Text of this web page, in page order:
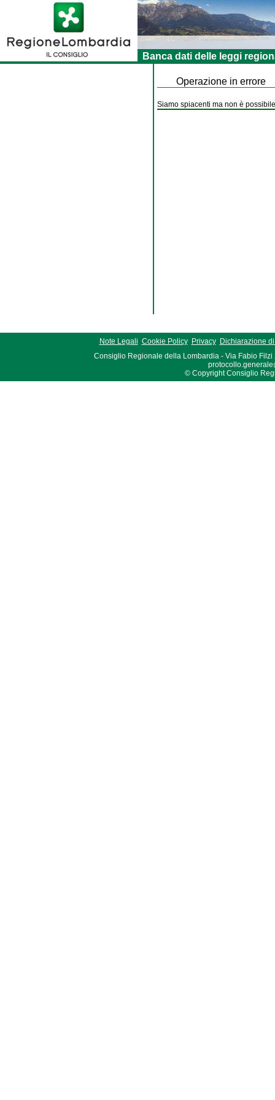
Banca dati delle leggi
Operazione in errore
Siamo spiacenti ma non è
Note Legali Cookie Policy Privacy
Dichiarazione
Consiglio Regionale della Lombardia - Via Fabio Filzi
© Copyright Consiglio